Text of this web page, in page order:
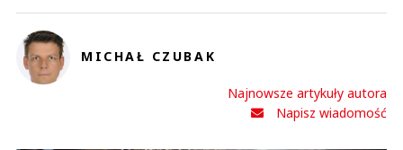
MICHAŁ CZUBAK
Najnowsze artykuły autora
Napisz wiadomość